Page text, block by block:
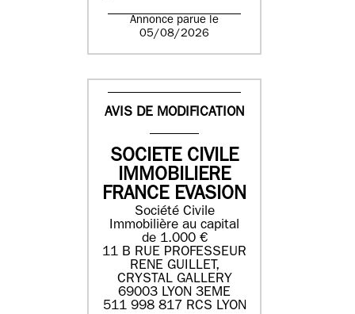
Annonce parue le
05/08/2026
AVIS DE MODIFICATION
SOCIETE CIVILE
IMMOBILIERE
FRANCE EVASION
Société Civile
Immobilière au capital
de 1.000 €
11 B RUE PROFESSEUR
RENE GUILLET,
CRYSTAL GALLERY
69003 LYON 3EME
511 998 817 RCS LYON